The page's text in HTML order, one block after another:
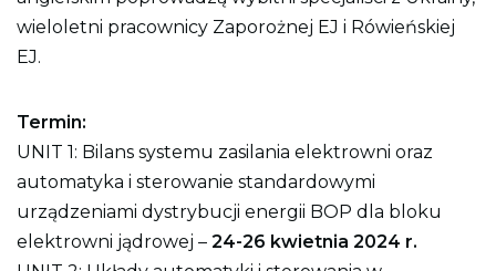
wieloletni pracownicy Zaporożnej EJ i Rówieńskiej
EJ.
Termin:
UNIT 1: Bilans systemu zasilania elektrowni oraz
automatyka i sterowanie standardowymi
urządzeniami dystrybucji energii BOP dla bloku
elektrowni jądrowej – 24-26 kwietnia 2024 r.